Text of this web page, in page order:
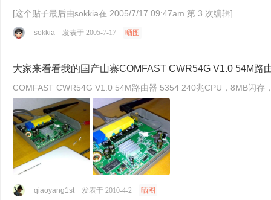
[这个贴子最后由sokkia在 2005/7/17 09:47am 第 3 次编辑]
sokkia 发表于 2005-7-17 晒图
大家来看看我的国产山寨COMFAST CWR54G V1.0 54M路
COMFAST CWR54G V1.0 54M路由器 5354 240兆CPU，8MB闪
qiaoyang1st 发表于 2010-4-2 晒图